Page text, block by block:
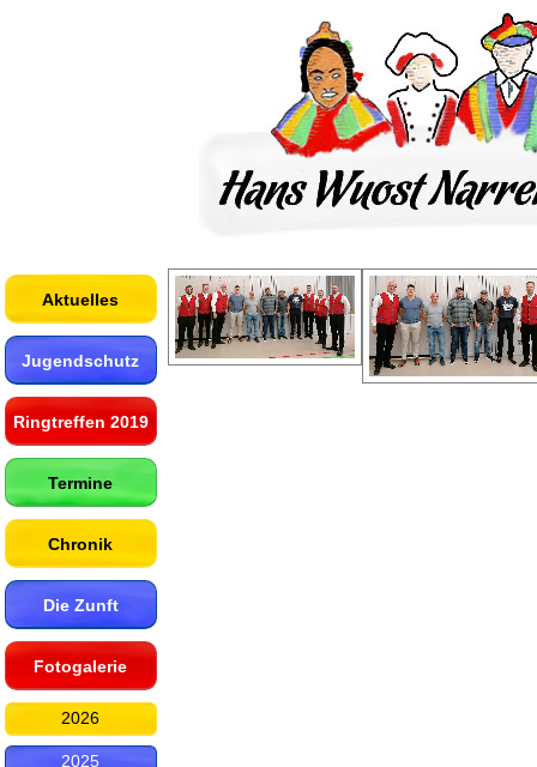
Aktuelles
Jugendschutz
Ringtreffen 2019
Termine
Chronik
Die Zunft
Fotogalerie
2026
2025